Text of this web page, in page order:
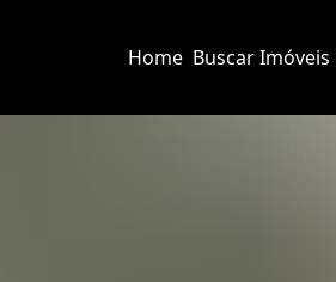
Home Buscar Imóveis